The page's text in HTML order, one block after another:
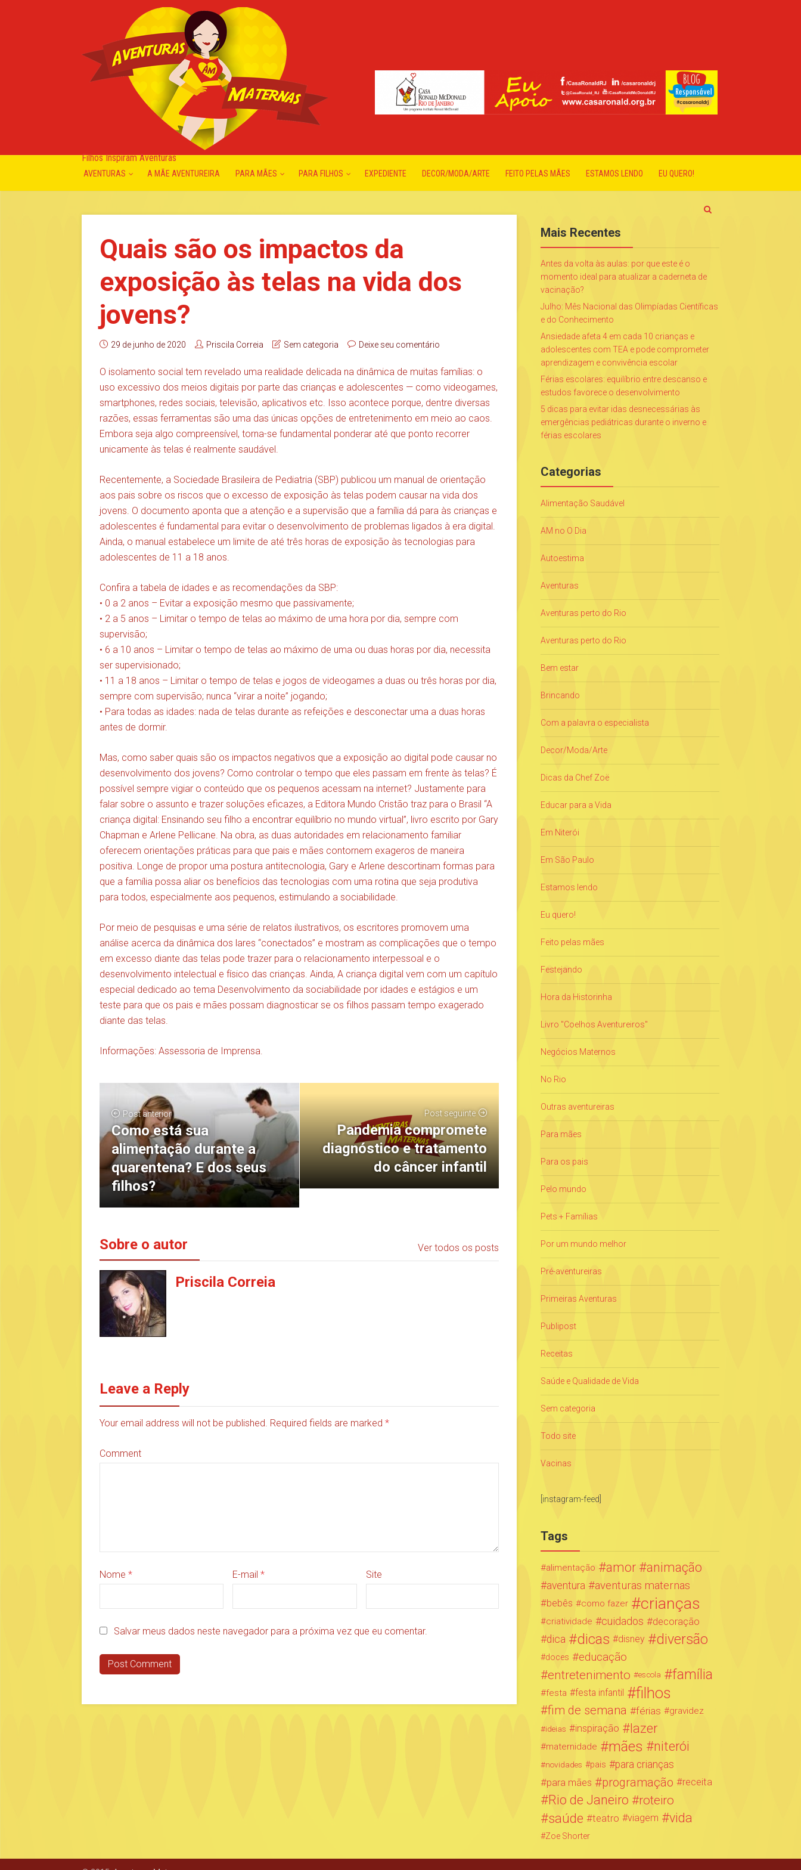
Filhos Inspiram Aventuras
AVENTURAS A MÃE AVENTUREIRA PARA MÃES PARA FILHOS EXPEDIENTE DECOR/MODA/ARTE FEITO PELAS MÃES ESTAMOS LENDO EU QUERO!
Quais são os impactos da
exposição às telas na vida dos
jovens?
29 de junho de 2020 Priscila Correia Sem categoria Deixe seu comentário
O isolamento social tem revelado uma realidade delicada na dinâmica de muitas famílias: o
uso excessivo dos meios digitais por parte das crianças e adolescentes — como videogames,
smartphones, redes sociais, televisão, aplicativos etc. Isso acontece porque, dentre diversas
razões, essas ferramentas são uma das únicas opções de entretenimento em meio ao caos.
Embora seja algo compreensível, torna-se fundamental ponderar até que ponto recorrer
unicamente às telas é realmente saudável.
Recentemente, a Sociedade Brasileira de Pediatria (SBP) publicou um manual de orientação
aos pais sobre os riscos que o excesso de exposição às telas podem causar na vida dos
jovens. O documento aponta que a atenção e a supervisão que a família dá para às crianças e
adolescentes é fundamental para evitar o desenvolvimento de problemas ligados à era digital.
Ainda, o manual estabelece um limite de até três horas de exposição às tecnologias para
adolescentes de 11 a 18 anos.
Confira a tabela de idades e as recomendações da SBP:
• 0 a 2 anos – Evitar a exposição mesmo que passivamente;
• 2 a 5 anos – Limitar o tempo de telas ao máximo de uma hora por dia, sempre com
supervisão;
• 6 a 10 anos – Limitar o tempo de telas ao máximo de uma ou duas horas por dia, necessita
ser supervisionado;
• 11 a 18 anos – Limitar o tempo de telas e jogos de videogames a duas ou três horas por dia,
sempre com supervisão; nunca “virar a noite” jogando;
• Para todas as idades: nada de telas durante as refeições e desconectar uma a duas horas
antes de dormir.
Mas, como saber quais são os impactos negativos que a exposição ao digital pode causar no
desenvolvimento dos jovens? Como controlar o tempo que eles passam em frente às telas? É
possível sempre vigiar o conteúdo que os pequenos acessam na internet? Justamente para
falar sobre o assunto e trazer soluções eficazes, a Editora Mundo Cristão traz para o Brasil “A
criança digital: Ensinando seu filho a encontrar equilíbrio no mundo virtual”, livro escrito por Gary
Chapman e Arlene Pellicane. Na obra, as duas autoridades em relacionamento familiar
oferecem orientações práticas para que pais e mães contornem exageros de maneira
positiva. Longe de propor uma postura antitecnologia, Gary e Arlene descortinam formas para
que a família possa aliar os benefícios das tecnologias com uma rotina que seja produtiva
para todos, especialmente aos pequenos, estimulando a sociabilidade.
Por meio de pesquisas e uma série de relatos ilustrativos, os escritores promovem uma
análise acerca da dinâmica dos lares “conectados” e mostram as complicações que o tempo
em excesso diante das telas pode trazer para o relacionamento interpessoal e o
desenvolvimento intelectual e físico das crianças. Ainda, A criança digital vem com um capítulo
especial dedicado ao tema Desenvolvimento da sociabilidade por idades e estágios e um
teste para que os pais e mães possam diagnosticar se os filhos passam tempo exagerado
diante das telas.
Informações: Assessoria de Imprensa.
Post anterior
Como está sua
alimentação durante a
quarentena? E dos seus
filhos?
Post seguinte
Pandemia compromete
diagnóstico e tratamento
do câncer infantil
Sobre o autor Ver todos os posts
Priscila Correia
Leave a Reply
Your email address will not be published. Required fields are marked *
Comment
Nome * E-mail* Site
Salvar meus dados neste navegador para a próxima vez que eu comentar.
Mais Recentes
Antes da volta às aulas: por que este é o
momento ideal para atualizar a caderneta de
vacinação?
Julho: Mês Nacional das Olimpíadas Científicas
e do Conhecimento
Ansiedade afeta 4 em cada 10 crianças e
adolescentes com TEA e pode comprometer
aprendizagem e convivência escolar
Férias escolares: equilíbrio entre descanso e
estudos favorece o desenvolvimento
5 dicas para evitar idas desnecessárias às
emergências pediátricas durante o inverno e
férias escolares
Categorias
Alimentação Saudável
AM no O Dia
Autoestima
Aventuras
Aventuras perto do Rio
Aventuras perto do Rio
Bem estar
Brincando
Com a palavra o especialista
Decor/Moda/Arte
Dicas da Chef Zoë
Educar para a Vida
Em Niterói
Em São Paulo
Estamos lendo
Eu quero!
Feito pelas mães
Festejando
Hora da Historinha
Livro "Coelhos Aventureiros"
Negócios Maternos
No Rio
Outras aventureiras
Para mães
Para os pais
Pelo mundo
Pets + Famílias
Por um mundo melhor
Pré-aventureiras
Primeiras Aventuras
Publipost
Receitas
Saúde e Qualidade de Vida
Sem categoria
Todo site
Vacinas
[instagram-feed]
Tags
alimentação amor animação
aventura aventuras maternas
bebês como fazer crianças
criatividade cuidados
decoração
dica
dicas disney diversão
doces educação
entretenimento escola família
festa festa infantil filhos
fim de semana férias gravidez
ideias inspiração lazer
maternidade mães niterói
novidades pais
para crianças
para mães
programação receita
Rio de Janeiro roteiro
saúde teatro viagem vida
Zoe Shorter